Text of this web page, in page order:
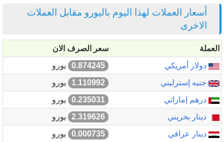
أسعار العملات لهذا اليوم باليورو مقابل العملات
الاخرى
العملة
سعر الصرف الان
دولار أمريكي
0.874245
يورو
جنيه إسترليني
1.110992
يورو
درهم إماراتي
0.235031
يورو
دينار بحريني
2.319626
يورو
دينار عراقي
0.000735 يورو